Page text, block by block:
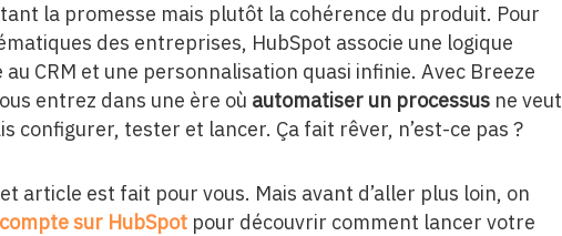
la promesse mais plutôt la cohérence du produit. Pour
des entreprises, HubSpot associe une logique
CRM et une personnalisation quasi infinie. Avec Breeze
entrez dans une ère où automatiser un processus ne veut
configurer, tester et lancer. Ça fait rêver, n’est-ce pas ?
article est fait pour vous. Mais avant d’aller plus loin, on
sur HubSpot pour découvrir comment lancer votre